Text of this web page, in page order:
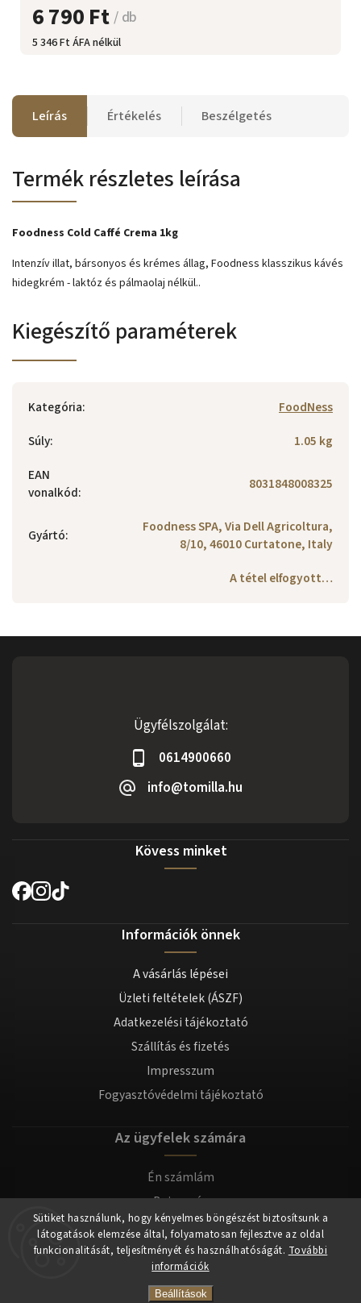
Sütiket használunk, hogy kényelmes böngészést biztosítsunk a
látogatások elemzése által, folyamatosan fejlesztve az oldal
funkcionalitását, teljesítményét és használhatóságát. További
információk
Beállítások
6 790 Ft/ db
5 346 Ft ÁFA nélkül
Leírás Értékelés Beszélgetés
Termék részletes leírása
Foodness Cold Caffé Crema 1kg
Intenzív illat, bársonyos és krémes állag, Foodness klasszikus kávés
hidegkrém - laktóz és pálmaolaj nélkül..
Kiegészítő paraméterek
Kategória:
FoodNess
Súly:
1.05 kg
EAN
vonalkód: 8031848008325
Gyártó:
Foodness SPA, Via Dell Agricoltura,
8/10, 46010 Curtatone, Italy
A tétel elfogyott…
Ügyfélszolgálat:
0614900660
info@tomilla.hu
Kövess minket
Információk önnek
A vásárlás lépései
Üzleti feltételek (ÁSZF)
Adatkezelési tájékoztató
Szállítás és fizetés
Impresszum
Fogyasztóvédelmi tájékoztató
Az ügyfelek számára
Én számlám
Bejegyzés
Bejelentkezés
Copyright 2026tomilla.hu. Minden jog fenntartva.